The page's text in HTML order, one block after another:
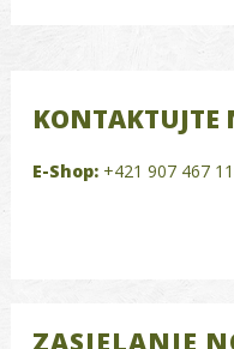
KONTAKTUJTE
E-Shop: +421 907 467
ZASIELANIE